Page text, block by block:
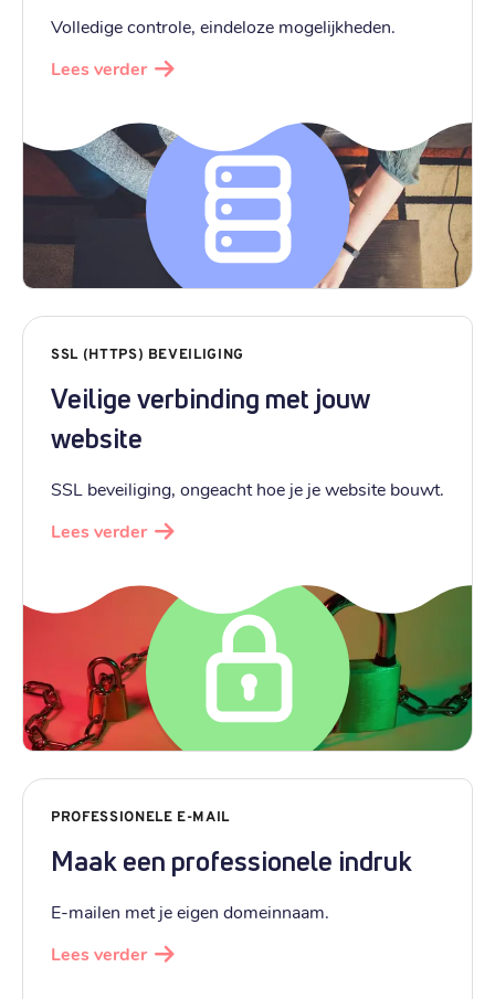
Volledige controle, eindeloze mogelijkheden.
Lees verder
SSL (HTTPS) BEVEILIGING
Veilige verbinding met jouw
website
SSL beveiliging, ongeacht hoe je je website bouwt.
Lees verder
PROFESSIONELE E-MAIL
Maak een professionele indruk
E-mailen met je eigen domeinnaam.
Lees verder